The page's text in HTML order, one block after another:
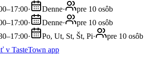
· Denne·
pre 10 osôb
· Denne·
pre 10 osôb
· Po, Ut, St, Št, Pi·
pre 10 osôb
v TasteTown app